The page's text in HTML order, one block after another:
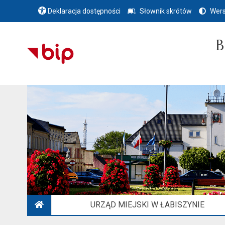
Deklaracja dostępności Słownik skrótów
URZĄD MIEJSKI W ŁABISZYNIE